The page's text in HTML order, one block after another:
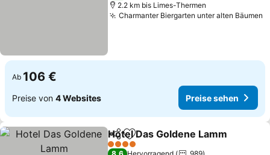
2.2 km bis Limes-Thermen
Charmanter Biergarten unter alten Bäumen
Ab 106 €
Preise von 4 Websites Preise sehen
TeilenZu Favoriten hinzufügen
Hotel Das Goldene Lamm
4 Sterne